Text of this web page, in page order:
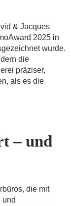
& Jacques
2025 in
wurde.
die
präziser,
als es die
– und
die mit
und